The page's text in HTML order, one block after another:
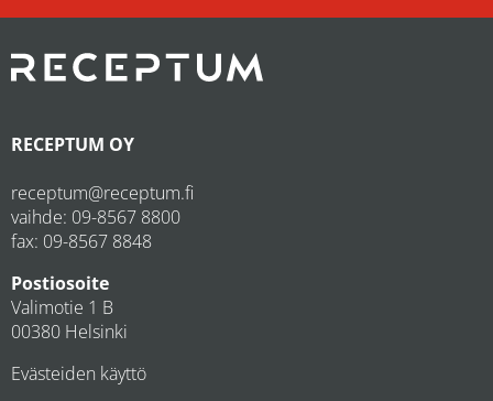
RECEPTUM OY
receptum@receptum.fi
vaihde: 09-8567 8800
fax: 09-8567 8848
Postiosoite
Valimotie 1 B
00380 Helsinki
Evästeiden käyttö